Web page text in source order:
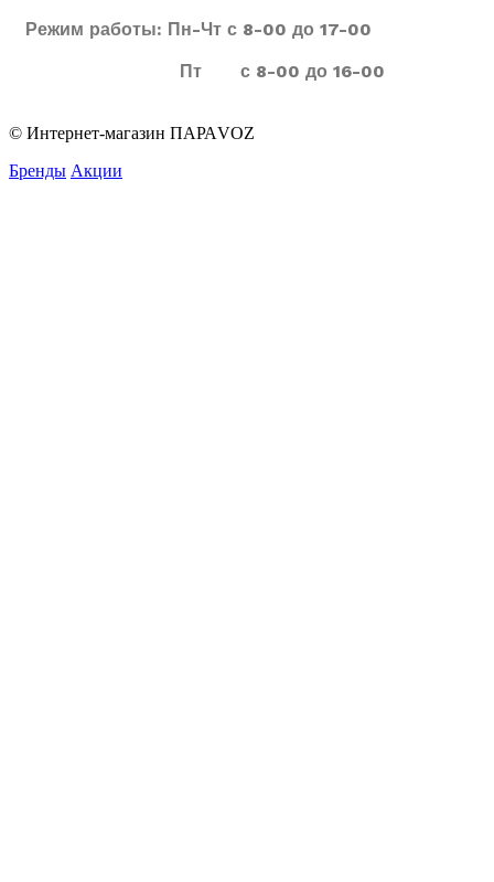
Режим работы: Пн-Чт с 8-00 до 17-00
Пт с 8-00 до 16-00
© Интернет-магазин ПАРАVOZ
Бренды Акции